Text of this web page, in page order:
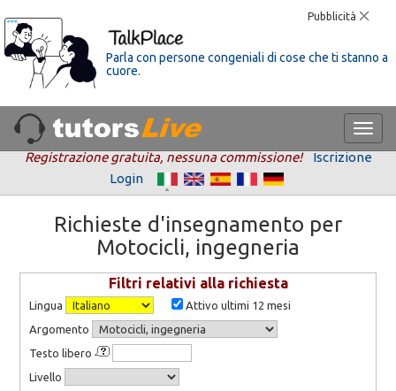
Pubblicità
Parla con persone congeniali di cose che ti stanno a
cuore.
Registrazione gratuita, nessuna commissione!
Iscrizione
Login
Richieste d'insegnamento per
Motocicli, ingegneria
Filtri relativi alla richiesta
Lingua
Attivo ultimi 12 mesi
Argomento
Testo libero
Livello